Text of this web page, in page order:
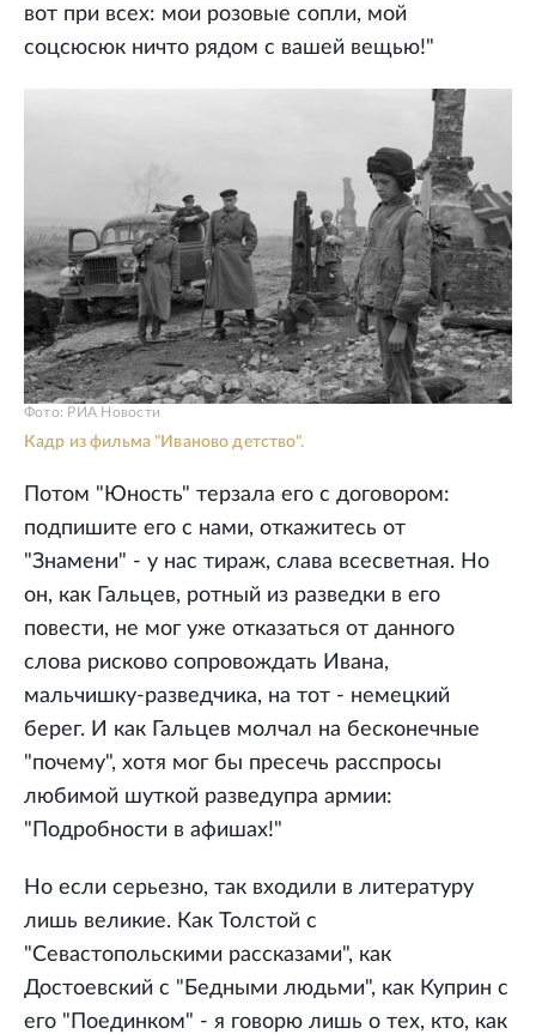
вот при всех: мои розовые сопли, мой
соцсюсюк ничто рядом с вашей вещью!"
Кадр из фильма "Иваново детство".
Фото: РИА Новости
Потом "Юность" терзала его с договором:
подпишите его с нами, откажитесь от
"Знамени" - у нас тираж, слава всесветная. Но
он, как Гальцев, ротный из разведки в его
повести, не мог уже отказаться от данного
слова рисково сопровождать Ивана,
мальчишку-разведчика, на тот - немецкий
берег. И как Гальцев молчал на бесконечные
"почему", хотя мог бы пресечь расспросы
любимой шуткой разведупра армии:
"Подробности в афишах!"
Но если серьезно, так входили в литературу
лишь великие. Как Толстой с
"Севастопольскими рассказами", как
Достоевский с "Бедными людьми", как Куприн с
его "Поединком" - я говорю лишь о тех, кто, как